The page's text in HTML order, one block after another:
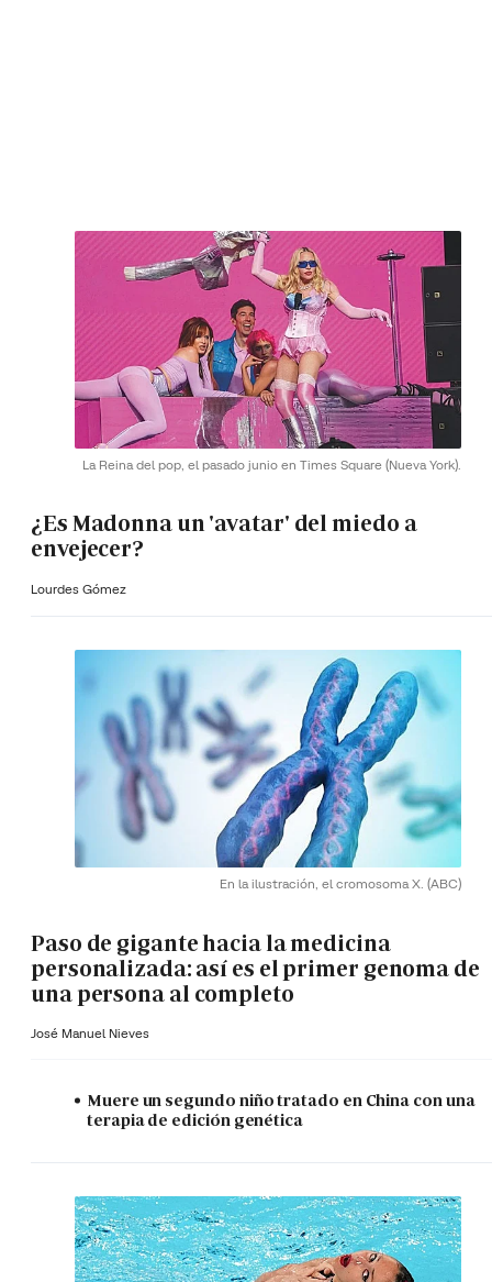
La Reina del pop, el pasado junio en Times Square (Nueva York).
¿Es Madonna un 'avatar' del miedo a
envejecer?
Lourdes Gómez
En la ilustración, el cromosoma X. (ABC)
Paso de gigante hacia la medicina
personalizada: así es el primer genoma de
una persona al completo
José Manuel Nieves
Muere un segundo niño tratado en China con una
terapia de edición genética